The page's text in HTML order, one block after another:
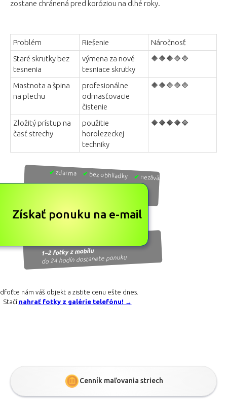
zostane chránená pred koróziou na dlhé roky.
Problém Riešenie
Náročnosť
Staré skrutky bez
tesnenia
výmena za nové
tesniace skrutky
🔶🔶🔶🔷🔷
Mastnota a špina
na plechu
profesionálne
odmasťovacie
čistenie
🔶🔶🔷🔷🔷
Zložitý prístup na
časť strechy
použitie
horolezeckej
techniky
🔶🔶🔶🔶🔷
nám váš objekt a zistite cenu ešte dnes.
Stačí nahrať fotky z galérie telefónu! →
✔zdarma ✔ bez obhliadky ✔ nezáväzne
1–2 fotky z mobilu
do 24 hodín dostanete ponuku
Získať ponuku na e-mail
Cenník maľovania striech